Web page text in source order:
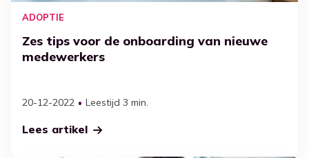
Werkplekbeheer
IT beveiliging en diensten
ADOPTIE
Zes tips voor de onboarding van nieuwe
medewerkers
20-12-2022 Leestijd 3 min.
Lees artikel